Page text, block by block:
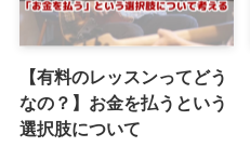
【有料のレッスンってどう
なの？】お金を払うという
選択肢について